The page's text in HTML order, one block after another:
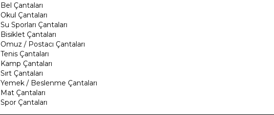
Bel Çantaları
Okul Çantaları
Su Sporları Çantaları
Bisiklet Çantaları
Omuz / Postacı Çantaları
Tenis Çantaları
Kamp Çantaları
Sırt Çantaları
Yemek / Beslenme Çantaları
Mat Çantaları
Spor Çantaları